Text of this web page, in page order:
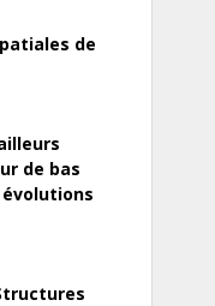
de
de bas
évolutions